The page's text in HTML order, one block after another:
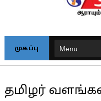
முகப்பு
தமிழர்